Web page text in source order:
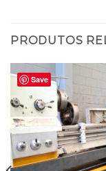
PRODUTOS
Save